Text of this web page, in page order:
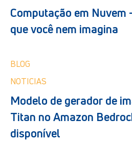
Computação em Nuvem
que você nem imagina
BLOG
NOTICIAS
Modelo de gerador de
Titan no Amazon
disponível